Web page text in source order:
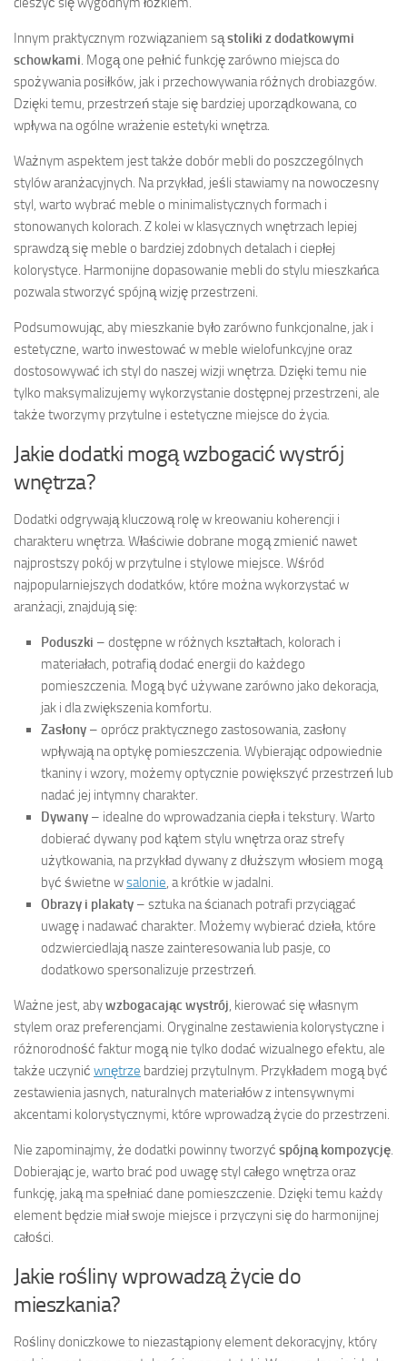
Innym praktycznym rozwiązaniem sąstoliki z dodatkowymi
schowkami. Mogą one pełnić funkcję zarówno miejsca do
spożywania posiłków, jak i przechowywania różnych drobiazgów.
Dzięki temu, przestrzeń staje się bardziej uporządkowana, co
wpływa na ogólne wrażenie estetyki wnętrza.
Ważnym aspektem jest także dobór mebli do poszczególnych
stylów aranżacyjnych. Na przykład, jeśli stawiamy na nowoczesny
styl, warto wybrać meble o minimalistycznych formach i
stonowanych kolorach. Z kolei w klasycznych wnętrzach lepiej
sprawdzą się meble o bardziej zdobnych detalach i ciepłej
kolorystyce. Harmonijne dopasowanie mebli do stylu mieszkańca
pozwala stworzyć spójną wizję przestrzeni.
Podsumowując, aby mieszkanie było zarówno funkcjonalne, jak i
estetyczne, warto inwestować w meble wielofunkcyjne oraz
dostosowywać ich styl do naszej wizji wnętrza. Dzięki temu nie
tylko maksymalizujemy wykorzystanie dostępnej przestrzeni, ale
także tworzymy przytulne i estetyczne miejsce do życia.
Jakie dodatki mogą wzbogacić wystrój
wnętrza?
Dodatki odgrywają kluczową rolę w kreowaniu koherencji i
charakteru wnętrza. Właściwie dobrane mogą zmienić nawet
najprostszy pokój w przytulne i stylowe miejsce. Wśród
najpopularniejszych dodatków, które można wykorzystać w
aranżacji, znajdują się:
Poduszki – dostępne w różnych kształtach, kolorach i
materiałach, potrafią dodać energii do każdego
pomieszczenia. Mogą być używane zarówno jako dekoracja,
jak i dla zwiększenia komfortu.
Zasłony – oprócz praktycznego zastosowania, zasłony
wpływają na optykę pomieszczenia. Wybierając odpowiednie
tkaniny i wzory, możemy optycznie powiększyć przestrzeń lub
nadać jej intymny charakter.
Dywany – idealne do wprowadzania ciepła i tekstury. Warto
dobierać dywany pod kątem stylu wnętrza oraz strefy
użytkowania, na przykład dywany z dłuższym włosiem mogą
być świetne wsalonie, a krótkie w jadalni.
Obrazy i plakaty – sztuka na ścianach potrafi przyciągać
uwagę i nadawać charakter. Możemy wybierać dzieła, które
odzwierciedlają nasze zainteresowania lub pasje, co
dodatkowo spersonalizuje przestrzeń.
Ważne jest, abywzbogacając wystrój, kierować się własnym
stylem oraz preferencjami. Oryginalne zestawienia kolorystyczne i
różnorodność faktur mogą nie tylko dodać wizualnego efektu, ale
także uczynić wnętrze bardziej przytulnym. Przykładem mogą być
zestawienia jasnych, naturalnych materiałów z intensywnymi
akcentami kolorystycznymi, które wprowadzą życie do przestrzeni.
Nie zapominajmy, że dodatki powinny tworzyć spójną kompozycję.
Dobierając je, warto brać pod uwagę styl całego wnętrza oraz
funkcję, jaką ma spełniać dane pomieszczenie. Dzięki temu każdy
element będzie miał swoje miejsce i przyczyni się do harmonijnej
całości.
Jakie rośliny wprowadzą życie do
mieszkania?
Rośliny doniczkowe to niezastąpiony element dekoracyjny, który